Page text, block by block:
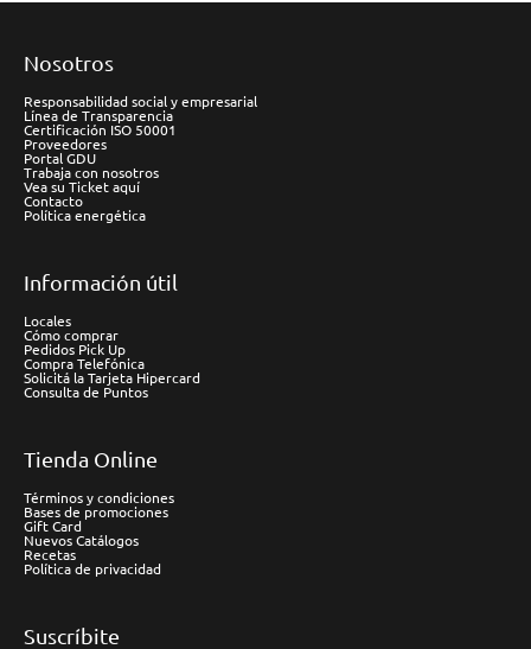
Nosotros
Responsabilidad social y empresarial
Línea de Transparencia
Certificación ISO 50001
Proveedores
Portal GDU
Trabaja con nosotros
Vea su Ticket aquí
Contacto
Política energética
Información útil
Locales
Cómo comprar
Pedidos Pick Up
Compra Telefónica
Solicitá la Tarjeta Hipercard
Consulta de Puntos
Tienda Online
Términos y condiciones
Bases de promociones
Gift Card
Nuevos Catálogos
Recetas
Política de privacidad
Suscríbite